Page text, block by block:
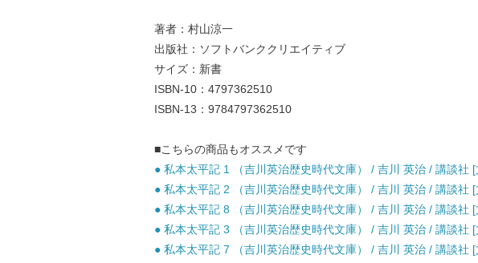
著者：村山涼一
出版社：ソフトバンククリエイティブ
サイズ：新書
ISBN-10：4797362510
ISBN-13：9784797362510
■こちらの商品もオススメです
● 私本太平記 1 （吉川英治歴史時代文庫） / 吉川 英治 / 講談社 [
● 私本太平記 2 （吉川英治歴史時代文庫） / 吉川 英治 / 講談社 [
● 私本太平記 8 （吉川英治歴史時代文庫） / 吉川 英治 / 講談社 [
● 私本太平記 3 （吉川英治歴史時代文庫） / 吉川 英治 / 講談社 [
● 私本太平記 7 （吉川英治歴史時代文庫） / 吉川 英治 / 講談社 [